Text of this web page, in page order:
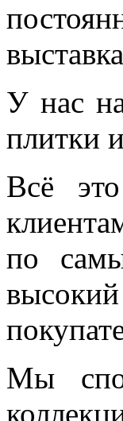
У нас
плитки
Всё
по
Мы